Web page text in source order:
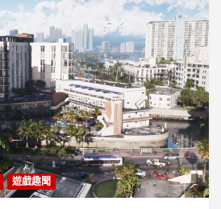
遊戲趣聞